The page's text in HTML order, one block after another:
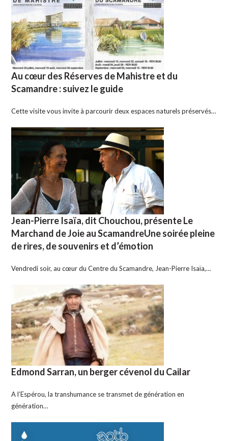
Au cœur des Réserves de Mahistre et du
Scamandre : suivez le guide
Cette visite vous invite à parcourir deux espaces naturels préservés…
Jean-Pierre Isaïa, dit Chouchou, présente Le
Marchand de Joie au ScamandreUne soirée pleine
de rires, de souvenirs et d’émotion
Vendredi soir, au cœur du Centre du Scamandre, Jean-Pierre Isaïa,…
Edmond Sarran, un berger cévenol du Cailar
A l’Espérou, la transhumance se transmet de génération en
génération…